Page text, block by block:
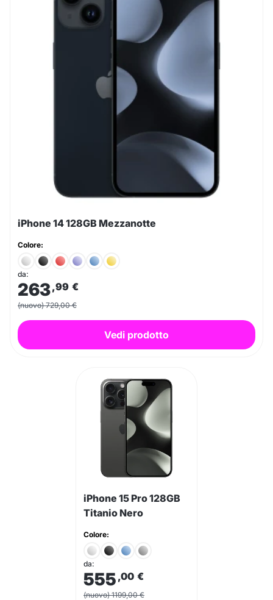
iPhone 14 128GB Mezzanotte
Colore:
da:
263,99 €
(nuovo) 729,00 €
Vedi prodotto
iPhone 15 Pro 128GB
Titanio Nero
Colore:
da:
555 ,00 €
(nuovo) 1199,00 €